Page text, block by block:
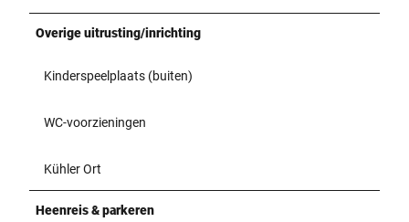
Overige uitrusting/inrichting
Kinderspeelplaats (buiten)
WC-voorzieningen
Kühler Ort
Heenreis & parkeren